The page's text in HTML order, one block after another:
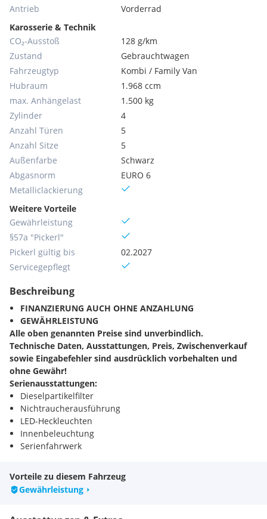
Antrieb
Vorderrad
Karosserie & Technik
CO₂-Ausstoß
128 g/km
Zustand
Gebrauchtwagen
Fahrzeugtyp
Kombi / Family Van
Hubraum
1.968 ccm
max. Anhängelast
1.500 kg
Zylinder
4
Anzahl Türen
5
Anzahl Sitze
5
Außenfarbe
Schwarz
Abgasnorm
EURO 6
Metallic­lackierung
Weitere Vorteile
Gewährleistung
§57a "Pickerl"
Pickerl gültig bis
02.2027
Servicegepflegt
Beschreibung
FINANZIERUNG AUCH OHNE ANZAHLUNG
GEWÄHRLEISTUNG
Alle oben genannten Preise sind unverbindlich.
Technische Daten, Ausstattungen, Preis, Zwischenverkauf
sowie Eingabefehler sind ausdrücklich vorbehalten und
ohne Gewähr!
Serienausstattungen:
Dieselpartikelfilter
Nichtraucherausführung
LED-Heckleuchten
Innenbeleuchtung
Serienfahrwerk
Bordwerkzeug
Digitaler Radioempfang (DAB)
Elektromechanische Parkbremse
Vorteile zu diesem Fahrzeug
Gewährleistung